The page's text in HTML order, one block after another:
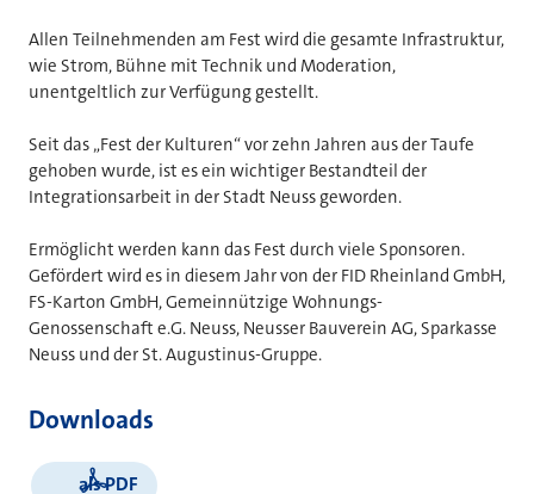
Allen Teilnehmenden am Fest wird die gesamte Infrastruktur,
wie Strom, Bühne mit Technik und Moderation,
unentgeltlich zur Verfügung gestellt.
Seit das „Fest der Kulturen“ vor zehn Jahren aus der Taufe
gehoben wurde, ist es ein wichtiger Bestandteil der
Integrationsarbeit in der Stadt Neuss geworden.
Ermöglicht werden kann das Fest durch viele Sponsoren.
Gefördert wird es in diesem Jahr von der FID Rheinland GmbH,
FS-Karton GmbH, Gemeinnützige Wohnungs-
Genossenschaft e.G. Neuss, Neusser Bauverein AG, Sparkasse
Neuss und der St. Augustinus-Gruppe.
Downloads
als PDF